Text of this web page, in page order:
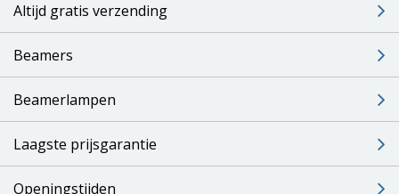
Altijd gratis verzending
Beamers
Beamerlampen
Laagste prijsgarantie
Openingstijden